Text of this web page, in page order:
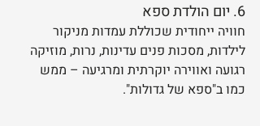
6. יום הולדת ספא
חוויה ייחודית שכוללת עמדות מניקור
לילדות, מסכות פנים עדינות, נרות, מוזיקה
רגועה ואווירה יוקרתית ומרגיעה – ממש
כמו ב"ספא של גדולות".